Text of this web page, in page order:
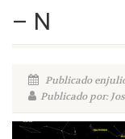
– N
Publicado
Publicado por: